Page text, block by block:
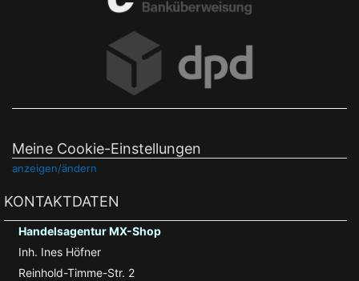
Meine Cookie-Einstellungen
anzeigen/ändern
KONTAKTDATEN
Handelsagentur MX-Shop
Inh. Ines Höfner
Reinhold-Timme-Str. 2